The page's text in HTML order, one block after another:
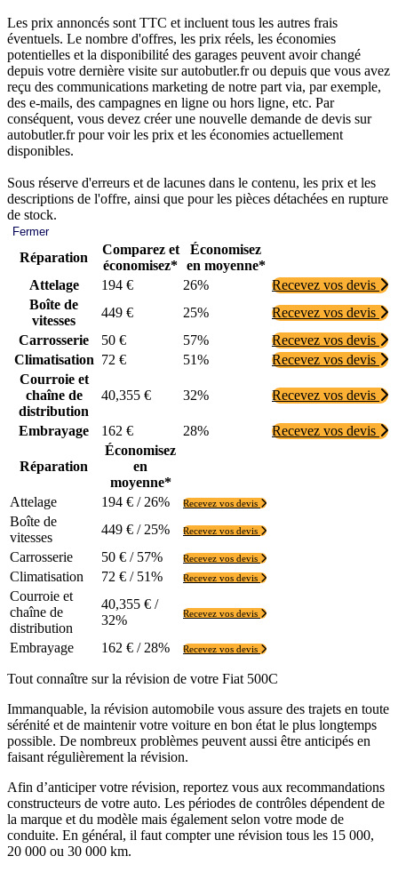
Les prix annoncés sont TTC et incluent tous les autres frais
éventuels. Le nombre d'offres, les prix réels, les économies
potentielles et la disponibilité des garages peuvent avoir changé
depuis votre dernière visite sur autobutler.fr ou depuis que vous avez
reçu des communications marketing de notre part via, par exemple,
des e-mails, des campagnes en ligne ou hors ligne, etc. Par
conséquent, vous devez créer une nouvelle demande de devis sur
autobutler.fr pour voir les prix et les économies actuellement
disponibles.
Sous réserve d'erreurs et de lacunes dans le contenu, les prix et les
descriptions de l'offre, ainsi que pour les pièces détachées en rupture
de stock.
Fermer
Réparation
Comparez et
économisez*
Économisez
en moyenne*
Attelage
194 € 26%
Recevez vos devis
Boîte de
vitesses
449 € 25%
Recevez vos devis
Carrosserie
50 € 57%
Recevez vos devis
Climatisation 72 € 51%
Recevez vos devis
Courroie et
chaîne de
distribution
40,355 € 32% Recevez vos devis
Embrayage 162 € 28% Recevez vos devis
Réparation
Économisez
en
moyenne*
Attelage
194 € / 26% Recevez vos devis
Boîte de
vitesses
449 € / 25% Recevez vos devis
Carrosserie 50 € / 57% Recevez vos devis
Climatisation 72 € / 51% Recevez vos devis
Courroie et
chaîne de
distribution
40,355 € /
32%
Recevez vos devis
Embrayage 162 € / 28% Recevez vos devis
Tout connaître sur la révision de votre Fiat 500C
Immanquable, la révision automobile vous assure des trajets en toute
sérénité et de maintenir votre voiture en bon état le plus longtemps
possible. De nombreux problèmes peuvent aussi être anticipés en
faisant régulièrement la révision.
Afin d’anticiper votre révision, reportez vous aux recommandations
constructeurs de votre auto. Les périodes de contrôles dépendent de
la marque et du modèle mais également selon votre mode de
conduite. En général, il faut compter une révision tous les 15 000,
20 000 ou 30 000 km.